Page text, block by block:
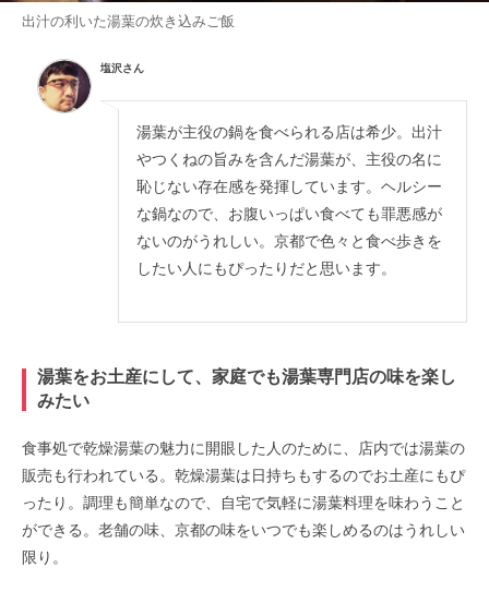
出汁の利いた湯葉の炊き込みご飯
塩沢さん
湯葉が主役の鍋を食べられる店は希少。出汁
やつくねの旨みを含んだ湯葉が、主役の名に
恥じない存在感を発揮しています。ヘルシー
な鍋なので、お腹いっぱい食べても罪悪感が
ないのがうれしい。京都で色々と食べ歩きを
したい人にもぴったりだと思います。
湯葉をお土産にして、家庭でも湯葉専門店の味を楽し
みたい
食事処で乾燥湯葉の魅力に開眼した人のために、店内では湯葉の
販売も行われている。乾燥湯葉は日持ちもするのでお土産にもぴ
ったり。調理も簡単なので、自宅で気軽に湯葉料理を味わうこと
ができる。老舗の味、京都の味をいつでも楽しめるのはうれしい
限り。